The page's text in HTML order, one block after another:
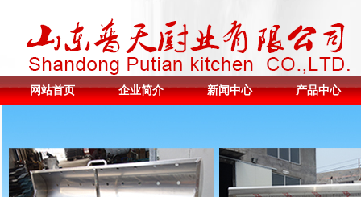
网站首页 企业简介 新闻中心 产品中心